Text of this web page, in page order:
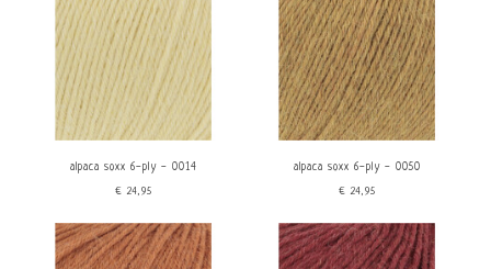
alpaca soxx 6-ply - 0014
€24,95
alpaca soxx 6-ply - 0050
€24,95